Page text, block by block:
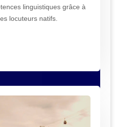
linguistiques grâce à
locuteurs natifs.